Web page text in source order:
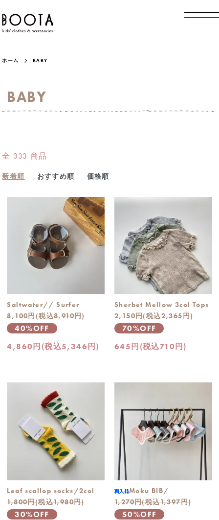
ホーム BABY
BABY
全 333 商品
新着順 おすすめ順 価格順
Saltwater// Surfer
8,100円(税込8,910円)
40%OFF
4,860円(税込5,346円)
Sherbet Mellow 3col Tops
2,150円(税込2,365円)
70%OFF
645円(税込710円)
Leaf scallop socks/2col
1,800円(税込1,980円)
30%OFF
Moku BIB/
1,270円(税込1,397円)
50%OFF